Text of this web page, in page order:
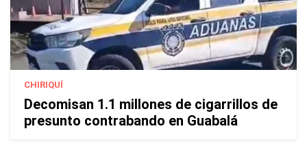
CHIRIQUÍ
Decomisan 1.1 millones de cigarrillos de
presunto contrabando en Guabalá